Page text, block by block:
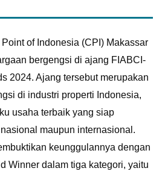
of Indonesia (CPI) Makassar
bergengsi di ajang FIABCI-
2024. Ajang tersebut merupakan
di industri properti Indonesia,
usaha terbaik yang siap
maupun internasional.
keunggulannya dengan
Winner dalam tiga kategori, yaitu